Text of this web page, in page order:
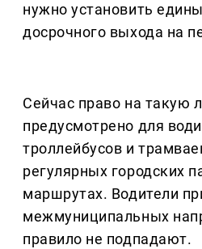
нужно установить
досрочного выхода на
Сейчас право на такую
предусмотрено для
троллейбусов и
регулярных городских
маршрутах. Водители
межмуниципальных
правило не подпадают.